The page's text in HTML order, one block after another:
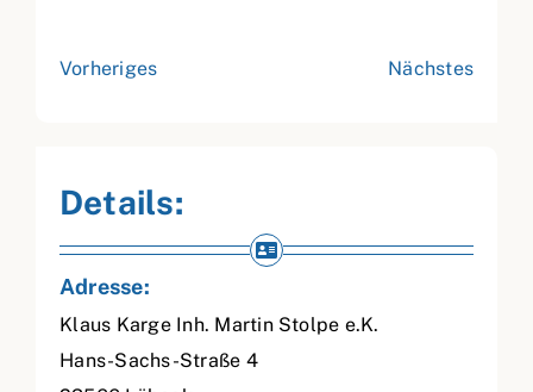
Vorheriges Nächstes
Details:
Adresse:
Klaus Karge Inh. Martin Stolpe e.K.
Hans-Sachs-Straße 4